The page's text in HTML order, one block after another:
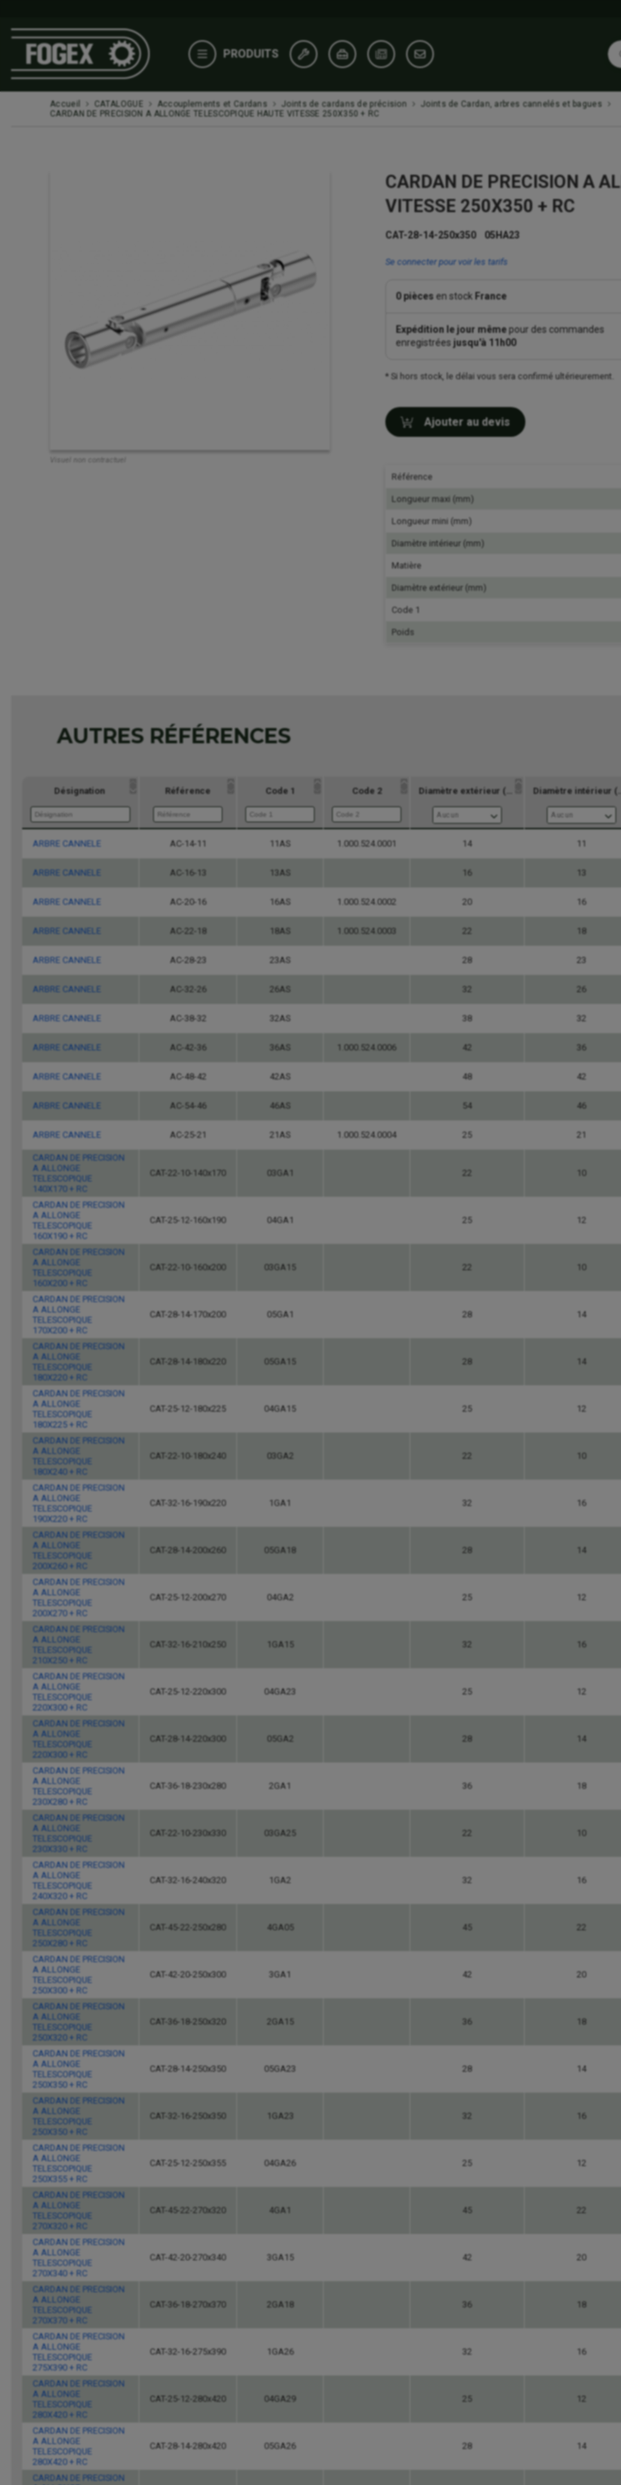
PRODUITS
Accueil CATALOGUE Accouplements et Cardans Joints de cardans de précision
Joints de Cardan, arbres cannelés et bagues
CARDAN DE PRECISION A ALLONGE TELESCOPIQUE HAUTE VITESSE 250X350 + RC
Visuel non contractuel
CARDAN DE PRECISION A
VITESSE 250X350 + RC
CAT-28-14-250x350 05HA23
Se connecter pour voir les tarifs
0 piècesen stock France
Expédition le jour mêmepour des commandes
enregistrées jusqu'à 11h00
* Si hors stock, le délai vous sera confirmé ultérieurement.
Ajouter au devis
Référence
Longueur maxi (mm)
Longueur mini (mm)
Diamètre intérieur (mm)
Matière
Diamètre extérieur (mm)
Code 1
Poids
AUTRES RÉFÉRENCES
Désignation Référence Code 1 Code 2
Aucun Aucun
Désignation Référence Code 1 Code 2
ARBRE CANNELE AC-14-11 11AS 1.000.524.0001 14 11
ARBRE CANNELE AC-16-13 13AS 16
ARBRE CANNELE AC-20-16 16AS 1.000.524.0002 20 16
ARBRE CANNELE AC-22-18 18AS 1.000.524.0003 22 18
ARBRE CANNELE AC-28-23 23AS 28 23
ARBRE CANNELE AC-32-26 26AS 32 26
ARBRE CANNELE AC-38-32 32AS 38 32
ARBRE CANNELE AC-42-36 36AS 1.000.524.0006 42 36
ARBRE CANNELE AC-48-42 42AS 48 42
ARBRE CANNELE AC-54-46 46AS 54 46
ARBRE CANNELE AC-25-21 21AS 1.000.524.0004 25 21
CARDAN DE PRECISION
A ALLONGE
TELESCOPIQUE
140X170 + RC
CAT-22-10-140x170 03GA1 22
CARDAN DE PRECISION
A ALLONGE
TELESCOPIQUE
160X190 + RC
CAT-25-12-160x190 04GA1 25 12
CARDAN DE PRECISION
A ALLONGE
TELESCOPIQUE
160X200 + RC
CAT-22-10-160x200 03GA15 22
CARDAN DE PRECISION
A ALLONGE
TELESCOPIQUE
170X200 + RC
CAT-28-14-170x200 05GA1 28 14
CARDAN DE PRECISION
A ALLONGE
TELESCOPIQUE
180X220 + RC
CAT-28-14-180x220 05GA15 28 14
CARDAN DE PRECISION
A ALLONGE
TELESCOPIQUE
180X225 + RC
CAT-25-12-180x225 04GA15 25 12
CARDAN DE PRECISION
A ALLONGE
TELESCOPIQUE
180X240 + RC
CAT-22-10-180x240 03GA2 22
CARDAN DE PRECISION
A ALLONGE
TELESCOPIQUE
190X220 + RC
CAT-32-16-190x220 1GA1 32 16
CARDAN DE PRECISION
A ALLONGE
TELESCOPIQUE
200X260 + RC
CAT-28-14-200x260 05GA18 28 14
CARDAN DE PRECISION
A ALLONGE
TELESCOPIQUE
200X270 + RC
CAT-25-12-200x270 04GA2 25 12
CARDAN DE PRECISION
A ALLONGE
TELESCOPIQUE
210X250 + RC
CAT-32-16-210x250 1GA15 32 16
CARDAN DE PRECISION
A ALLONGE
TELESCOPIQUE
220X300 + RC
CAT-25-12-220x300 04GA23 25 12
CARDAN DE PRECISION
A ALLONGE
TELESCOPIQUE
220X300 + RC
CAT-28-14-220x300 05GA2 28 14
CARDAN DE PRECISION
A ALLONGE
TELESCOPIQUE
230X280 + RC
CAT-36-18-230x280 2GA1 36 18
CARDAN DE PRECISION
A ALLONGE
TELESCOPIQUE
230X330 + RC
CAT-22-10-230x330 03GA25 22
CARDAN DE PRECISION
A ALLONGE
TELESCOPIQUE
240X320 + RC
CAT-32-16-240x320 1GA2 32 16
CARDAN DE PRECISION
A ALLONGE
TELESCOPIQUE
250X280 + RC
CAT-45-22-250x280 4GA05 45 22
CARDAN DE PRECISION
A ALLONGE
TELESCOPIQUE
250X300 + RC
CAT-42-20-250x300 3GA1 42 20
CARDAN DE PRECISION
A ALLONGE
TELESCOPIQUE
250X320 + RC
CAT-36-18-250x320 2GA15 36 18
CARDAN DE PRECISION
A ALLONGE
TELESCOPIQUE
250X350 + RC
CAT-28-14-250x350 05GA23 28 14
CARDAN DE PRECISION
A ALLONGE
TELESCOPIQUE
250X350 + RC
CAT-32-16-250x350 1GA23 32 16
CARDAN DE PRECISION
A ALLONGE
TELESCOPIQUE
250X355 + RC
CAT-25-12-250x355 04GA26 25 12
CARDAN DE PRECISION
A ALLONGE
TELESCOPIQUE
270X320 + RC
CAT-45-22-270x320 4GA1 45 22
CARDAN DE PRECISION
A ALLONGE
TELESCOPIQUE
270X340 + RC
CAT-42-20-270x340 3GA15 42 20
CARDAN DE PRECISION
A ALLONGE
TELESCOPIQUE
270X370 + RC
CAT-36-18-270x370 2GA18 36 18
CARDAN DE PRECISION
A ALLONGE
TELESCOPIQUE
275X390 + RC
CAT-32-16-275x390 1GA26 32 16
CARDAN DE PRECISION
A ALLONGE
TELESCOPIQUE
280X420 + RC
CAT-25-12-280x420 04GA29 25 12
CARDAN DE PRECISION
A ALLONGE
TELESCOPIQUE
280X420 + RC
CAT-28-14-280x420 05GA26 28 14
CARDAN DE PRECISION